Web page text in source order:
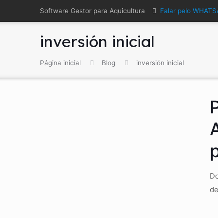
Software Gestor para Aquicultura Falar pelo
inversión inicial
Página inicial Blog inversión inicial